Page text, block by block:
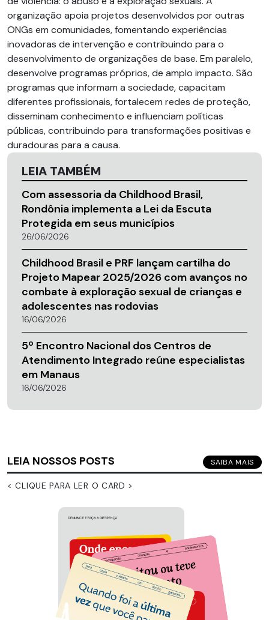
organização apoia projetos desenvolvidos por outras
ONGs em comunidades, fomentando experiências
inovadoras de intervenção e contribuindo para o
desenvolvimento de organizações de base. Em paralelo,
desenvolve programas próprios, de amplo impacto. São
programas que informam a sociedade, capacitam
diferentes profissionais, fortalecem redes de proteção,
disseminam conhecimento e influenciam políticas
públicas, contribuindo para transformações positivas e
duradouras para a causa.
LEIA TAMBÉM
Com assessoria da Childhood Brasil,
Rondônia implementa a Lei da Escuta
Protegida em seus municípios
26/06/2026
Childhood Brasil e PRF lançam cartilha do
Projeto Mapear 2025/2026 com avanços no
combate à exploração sexual de crianças e
adolescentes nas rodovias
16/06/2026
5º Encontro Nacional dos Centros de
Atendimento Integrado reúne especialistas
em Manaus
16/06/2026
LEIA NOSSOS POSTS SAIBA MAIS
< CLIQUE PARA LER O CARD >